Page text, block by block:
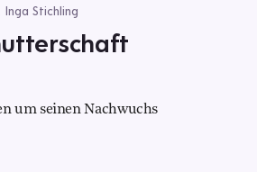
Stichling
um seinen Nachwuchs